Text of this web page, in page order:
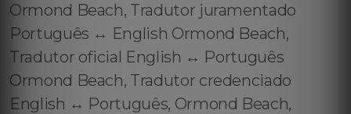
Ormond Beach, Tradutor juramentado
Português ↔️ English Ormond Beach,
Tradutor oficial English ↔️ Português
Ormond Beach, Tradutor credenciado
English ↔️ Português, Ormond Beach,